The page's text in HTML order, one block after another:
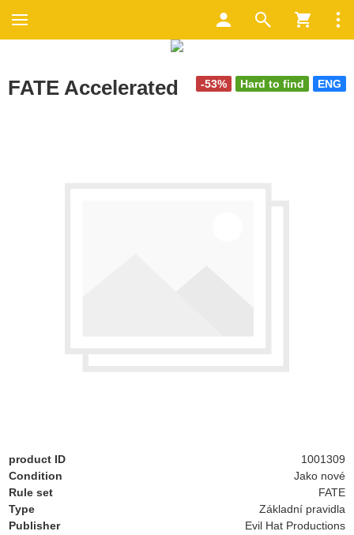
ENG
Hard to find
-53%
FATE Accelerated
product ID
1001309
Condition
Jako nové
Rule set
FATE
Type
Základní pravidla
Publisher
Evil Hat Productions